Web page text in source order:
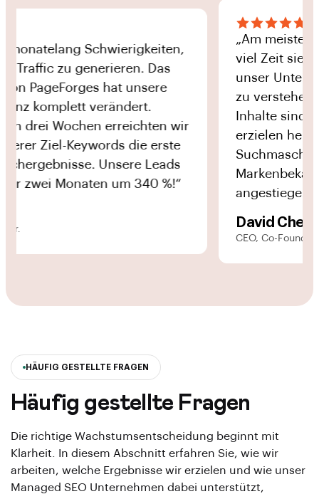
hatten monatelang Schwierigkeiten,
Traffic zu generieren. Das
Team von PageForges hat unsere
Präsenz komplett verändert.
von drei Wochen erreichten wir
unserer Ziel-Keywords die erste
der Suchergebnisse. Unsere Leads
in nur zwei Monaten um 340 %!“
Founder.
„Am
viel
unser
zu
Inhalte
David
CEO, Co-
HÄUFIG GESTELLTE FRAGEN
Häufig gestellte Fragen
Die richtige Wachstumsentscheidung beginnt mit
Klarheit. In diesem Abschnitt erfahren Sie, wie wir
arbeiten, welche Ergebnisse wir erzielen und wie unser
Managed SEO Unternehmen dabei unterstützt,